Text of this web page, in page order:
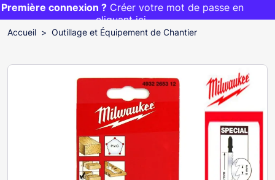
Première commande ?20€ OFFERT sur votre panier
et livraison 24/48h gratuite avec le codeBIENVENUE
connexion ? Créer votre mot de passe en
cliquant ici
EXCLU WEB :
Accueil Outillage et Équipement de Chantier